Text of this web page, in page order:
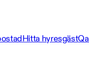
Hitta hyresgäst